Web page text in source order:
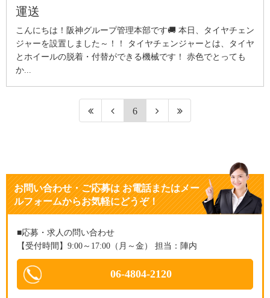
運送
こんにちは！阪神グループ管理本部です🚚 本日、タイヤチェン
ジャーを設置しました～！！ タイヤチェンジャーとは、タイヤ
とホイールの脱着・付替ができる機械です！ 赤色でとっても
か...
6
お問い合わせ・ご応募はお電話またはメー
ルフォームからお気軽にどうぞ！
■応募・求人の問い合わせ
【受付時間】9:00～17:00（月～金） 担当：陣内
06-4804-2120